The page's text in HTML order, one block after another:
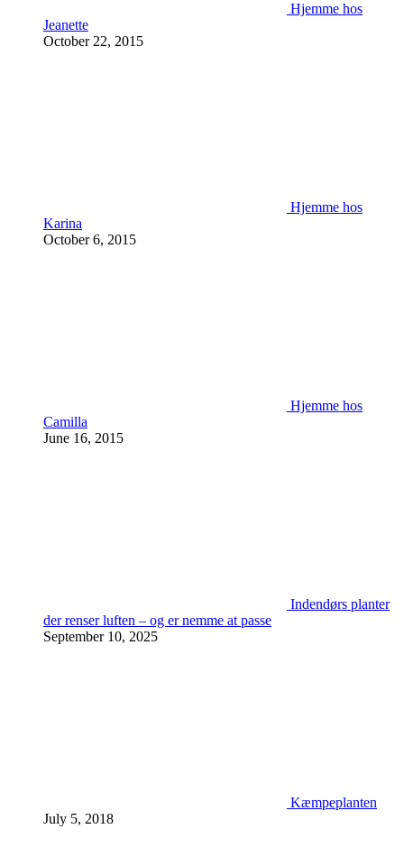
Hjemme hos
Jeanette
October 22, 2015
Hjemme hos
Karina
October 6, 2015
Hjemme hos
Camilla
June 16, 2015
Indendørs planter
der renser luften – og er nemme at passe
September 10, 2025
Kæmpeplanten
July 5, 2018